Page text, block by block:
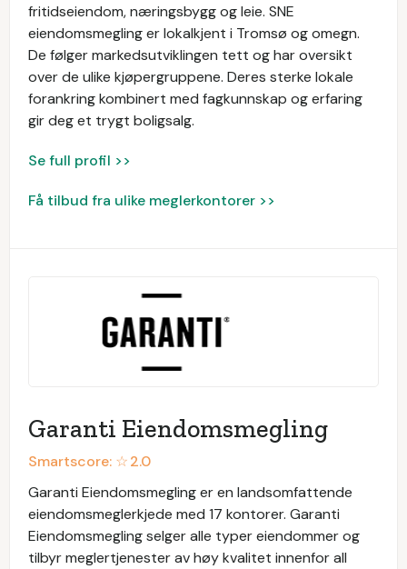
fritidseiendom, næringsbygg og leie. SNE
eiendomsmegling er lokalkjent i Tromsø og omegn.
De følger markedsutviklingen tett og har oversikt
over de ulike kjøpergruppene. Deres sterke lokale
forankring kombinert med fagkunnskap og erfaring
gir deg et trygt boligsalg.
Se full profil >>
Få tilbud fra ulike meglerkontorer >>
Garanti Eiendomsmegling
Smartscore: ☆2.0
Garanti Eiendomsmegling er en landsomfattende
eiendomsmeglerkjede med 17 kontorer. Garanti
Eiendomsmegling selger alle typer eiendommer og
tilbyr meglertjenester av høy kvalitet innenfor all